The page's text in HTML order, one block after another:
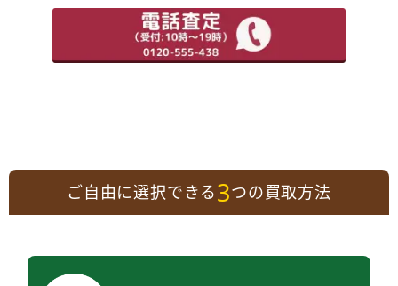
ご自由に選択できる3つの買取方法